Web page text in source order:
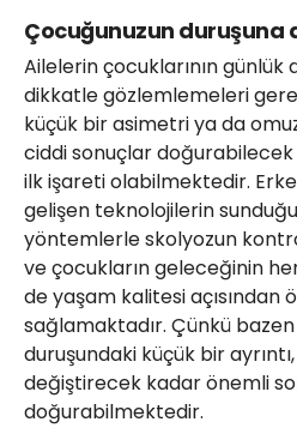
Çocuğunuzun duruşuna
Ailelerin çocuklarının günlük
dikkatle gözlemlemeleri
küçük bir asimetri ya da
ciddi sonuçlar
ilk işareti olabilmektedir.
gelişen teknolojilerin
yöntemlerle skolyozun
ve çocukların geleceğinin
de yaşam kalitesi açısından
sağlamaktadır. Çünkü
duruşundaki küçük bir
değiştirecek kadar önemli
doğurabilmektedir.